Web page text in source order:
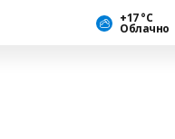
+17 °С
Облачно